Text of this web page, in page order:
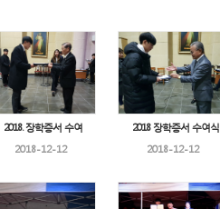
2018. 장학증서 수여
2018-12-12
2018 장학증서 수여식
2018-12-12